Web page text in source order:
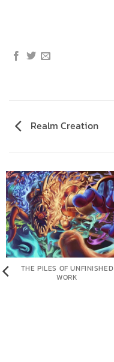
Realm Creation
THE PILES OF UNFINISHED
WORK